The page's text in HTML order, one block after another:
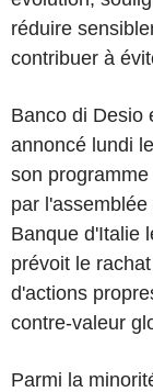
réduire
contribuer à
Banco di Desio
annoncé lundi
son
par
Banque d'Italie
prévoit le
d'actions
contre-valeur
Parmi la